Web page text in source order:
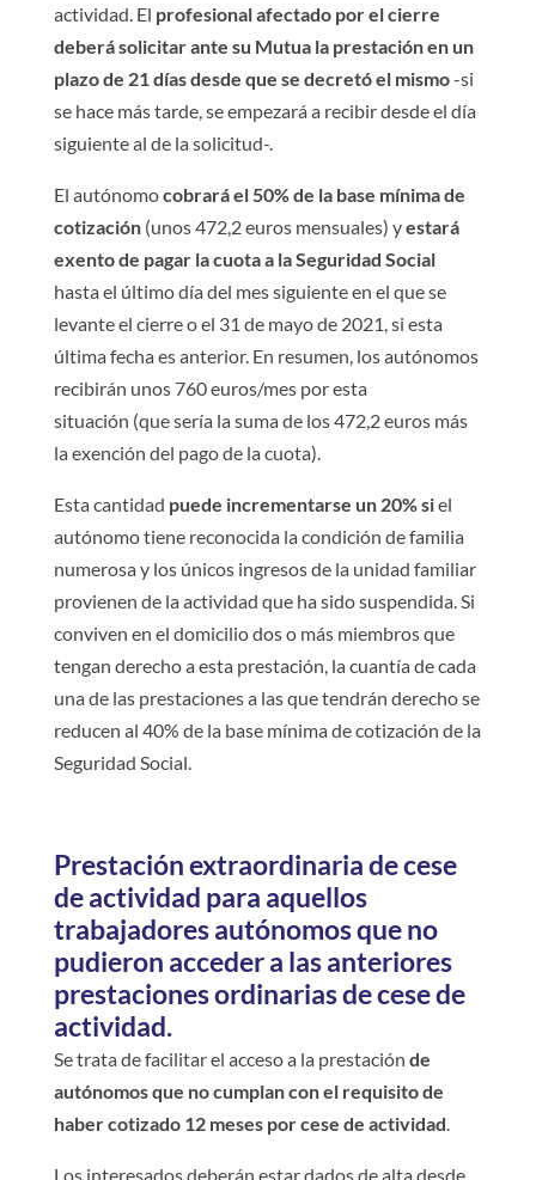
actividad. El profesional afectado por el cierre
deberá solicitar ante su Mutua la prestación en un
plazo de 21 días desde que se decretó el mismo-si
se hace más tarde, se empezará a recibir desde el día
siguiente al de la solicitud-.
El autónomocobrará el 50% de la base mínima de
cotización(unos 472,2 euros mensuales) yestará
exento de pagar la cuota a la Seguridad Social
hasta el último día del mes siguiente en el que se
levante el cierre o el 31 de mayo de 2021, si esta
última fecha es anterior. En resumen, los autónomos
recibirán unos 760 euros/mes por esta
situación (que sería la suma de los 472,2 euros más
la exención del pago de la cuota).
Esta cantidad puede incrementarse un 20% siel
autónomo tiene reconocida la condición de familia
numerosa y los únicos ingresos de la unidad familiar
provienen de la actividad que ha sido suspendida. Si
conviven en el domicilio dos o más miembros que
tengan derecho a esta prestación, la cuantía de cada
una de las prestaciones a las que tendrán derecho se
reducen al 40% de la base mínima de cotización de la
Seguridad Social.
Prestación extraordinaria de cese
de actividad para aquellos
trabajadores autónomos que no
pudieron acceder a las anteriores
prestaciones ordinarias de cese de
actividad.
Se trata de facilitar el acceso a la prestación de
autónomos que no cumplan con el requisito de
haber cotizado 12 meses por cese de actividad
Los interesados deberán estar dados de alta desde